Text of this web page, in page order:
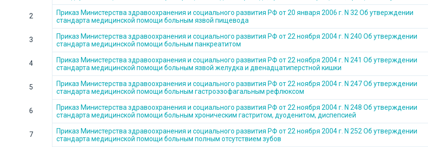
2
Приказ Министерства здравоохранения и социального развития РФ от 20 января 2006 г. N 32 Об утверждении
стандарта медицинской помощи больным язвой пищевода
3
Приказ Министерства здравоохранения и социального развития РФ от 22 ноября 2004 г. N 240 Об утверждении
стандарта медицинской помощи больным панкреатитом
4
Приказ Министерства здравоохранения и социального развития РФ от 22 ноября 2004 г. N 241 Об утверждении
стандарта медицинской помощи больным язвой желудка и двенадцатиперстной кишки
5
Приказ Министерства здравоохранения и социального развития РФ от 22 ноября 2004 г. N 247 Об утверждении
стандарта медицинской помощи больным гастроэзофагальным рефлюксом
6
Приказ Министерства здравоохранения и социального развития РФ от 22 ноября 2004 г. N 248 Об утверждении
стандарта медицинской помощи больным хроническим гастритом, дуоденитом, диспепсией
7
Приказ Министерства здравоохранения и социального развития РФ от 22 ноября 2004 г. N 252 Об утверждении
стандарта медицинской помощи больным полным отсутствием зубов